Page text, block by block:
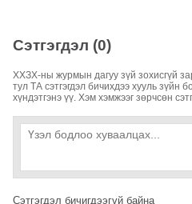
Сэтгэгдэл (0)
ХХЗХ-ны журмын дагуу зүй зохисгүй
тул ТА сэтгэгдэл бичихдээ хууль зүйн
хүндэтгэнэ үү. Хэм хэмжээг зөрчсөн
Сэтгэгдэл бичигдээгүй байна